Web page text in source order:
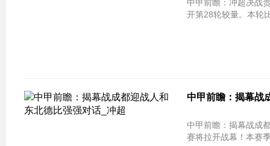
中甲前瞻：冲超决战贵州客战永昌
开第28轮较量。本轮
中甲前瞻：揭幕战
中甲前瞻：揭幕战成都迎战人和 东
赛将拉开战幕！本赛